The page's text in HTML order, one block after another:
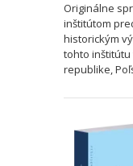
Originálne
inštitútom
historickým
tohto inštitútu
republike,